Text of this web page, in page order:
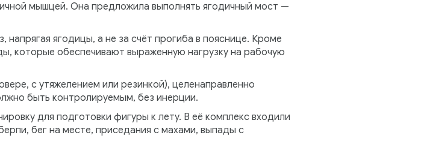
мышцей. Она предложила выполнять ягодичный мост —
ягодицы, а не за счёт прогиба в пояснице. Кроме
которые обеспечивают выраженную нагрузку на рабочую
с утяжелением или резинкой), целенаправленно
быть контролируемым, без инерции.
для подготовки фигуры к лету. В её комплекс входили
бег на месте, приседания с махами, выпады с